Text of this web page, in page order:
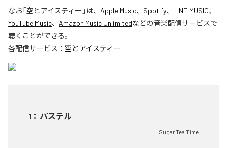
なお「空とアイスティー 」は、 Apple Music、 Spotify、 LINE MUSIC、
YouTube Music、 Amazon Music Unlimitedなどの音楽配信サービスで
聴くことができる。
各配信サービス： 空とアイスティー
1 ： パステル
Sugar Tea Time